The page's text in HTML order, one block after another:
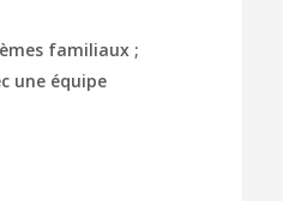
familiaux ;
une équipe